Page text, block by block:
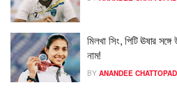
মিলখা সিং, পিটি ঊষার
নাম!
BY ANANDEE